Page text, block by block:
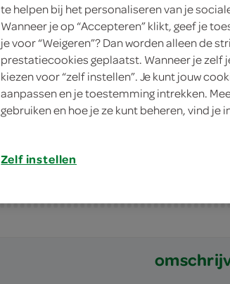
in winkelmand
Let op:
verwerkt in
te helpen bij het personaliseren van je
Wanneer je op “Accepteren” klikt, geef je
je voor “Weigeren”? Dan worden alleen de
prestatiecookies geplaatst. Wanneer je zelf
kiezen voor “zelf instellen”. Je kunt jouw
aanpassen en je toestemming intrekken.
gebruiken en hoe je ze kunt beheren, vind je
Zelf instellen